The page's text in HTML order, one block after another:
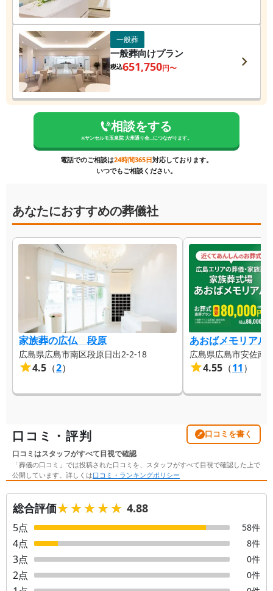
一般葬
一般葬向けプラン
税込651,750円〜
相談をする
※サンセルモ玉泉院 大州通り会... につながります。
電話でのご相談は24時間365日対応しております。
いつでもご相談ください。
あなたにおすすめの葬儀社
家族葬の広仏 段原
広島県広島市南区段原日出2-2-18
4.5 （2）
あおばメモリアル
広島県広島市安佐南
4.55 （11）
口コミ・評判 口コミを書く
口コミはスタッフがすべて目視で確認
「葬儀の口コミ」では投稿された口コミを、スタッフがすべて目視で確認した上で
公開しています。詳しくは口コミ・ランキングポリシー
総合評価★★★★★
★★★★★ 4.88
5点 58件
4点 8件
3点 0件
2点 0件